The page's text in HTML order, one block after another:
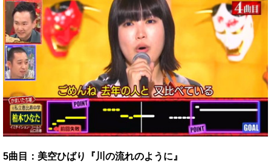
5曲目：美空ひばり『川の流れのように』